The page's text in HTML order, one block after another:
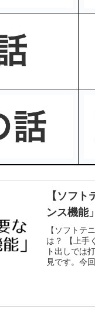
【ソフ
ンス機能
【ソフトテ
は？ 【上手
ト出しでは
見です。今